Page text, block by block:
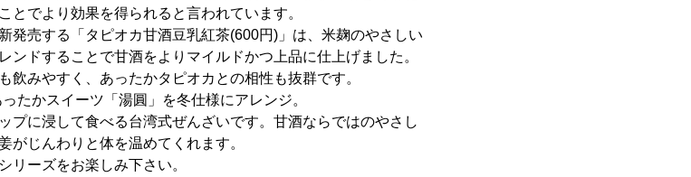
とでより効果を得られると言われています。
発売する「タピオカ甘酒豆乳紅茶(600円)」は、米麹のやさしい
ンドすることで甘酒をよりマイルドかつ上品に仕上げました。
飲みやすく、あったかタピオカとの相性も抜群です。
たかスイーツ「湯圓」を冬仕様にアレンジ。
プに浸して食べる台湾式ぜんざいです。甘酒ならではのやさし
がじんわりと体を温めてくれます。
リーズをお楽しみ下さい。